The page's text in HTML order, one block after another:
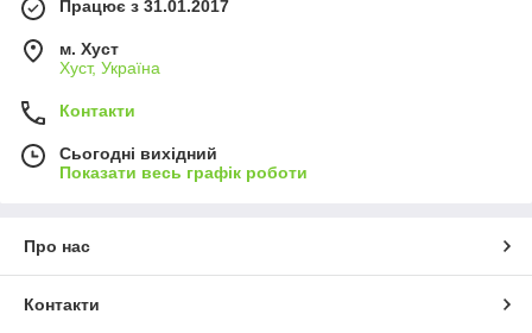
Працює з 31.01.2017
м. Хуст
Хуст, Україна
Контакти
Сьогодні вихідний
Показати весь графік роботи
Про нас
Контакти